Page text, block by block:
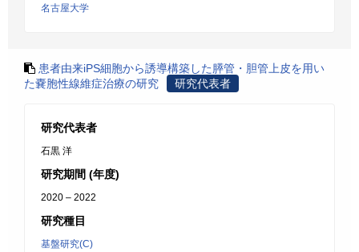
名古屋大学
患者由来iPS細胞から誘導構築した膵管・胆管上皮を用い
た嚢胞性線維症治療の研究
研究代表者
研究代表者
石黒 洋
研究期間 (年度)
2020 – 2022
研究種目
基盤研究(C)